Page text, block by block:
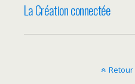
La Création connectée